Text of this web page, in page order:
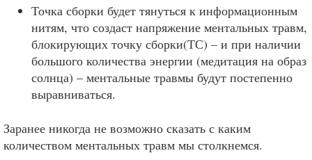
Точка сборки будет тянуться к информационным
нитям, что создаст напряжение ментальных травм,
блокирующих точку сборки(ТС) – и при наличии
большого количества энергии (медитация на образ
солнца) – ментальные травмы будут постепенно
выравниваться.
Заранее никогда не возможно сказать с каким
количеством ментальных травм мы столкнемся.